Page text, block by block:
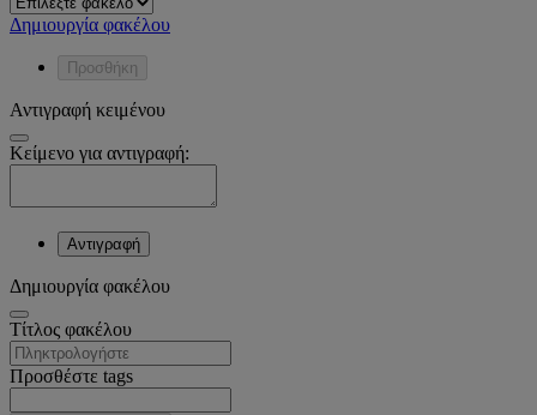
Δημιουργία φακέλου
Προσθήκη
Αντιγραφή κειμένου
Κείμενο για αντιγραφή:
Αντιγραφή
Δημιουργία φακέλου
Tίτλος φακέλου
Προσθέστε tags